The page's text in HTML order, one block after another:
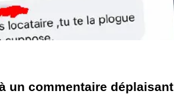
un commentaire déplaisant